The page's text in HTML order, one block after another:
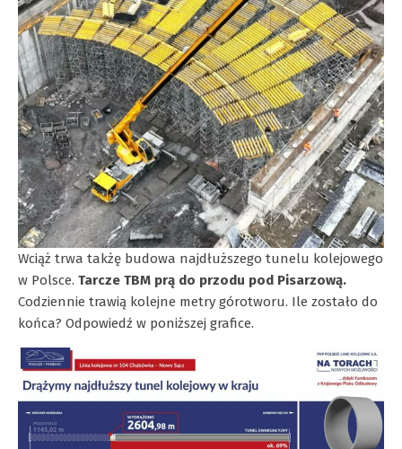
Wciąż trwa takżę budowa najdłuższego tunelu kolejowego
w Polsce. Tarcze TBM prą do przodu pod Pisarzową.
Codziennie trawią kolejne metry górotworu. Ile zostało do
końca? Odpowiedź w poniższej grafice.